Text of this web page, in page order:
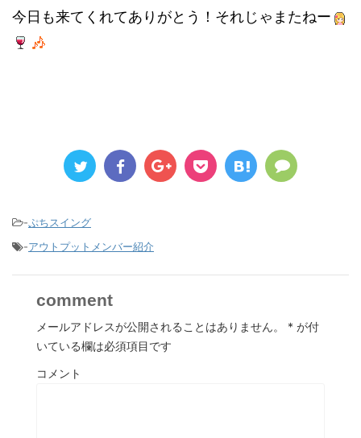
今日も来てくれてありがとう！それじゃまたねー
-ぷちスイング
-アウトプットメンバー紹介
comment
メールアドレスが公開されることはありません。 * が付
いている欄は必須項目です
コメント